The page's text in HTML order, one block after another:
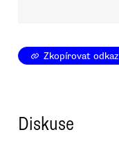
Zkopírovat odkaz
Diskuse